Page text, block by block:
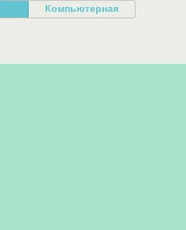
Компьютерная